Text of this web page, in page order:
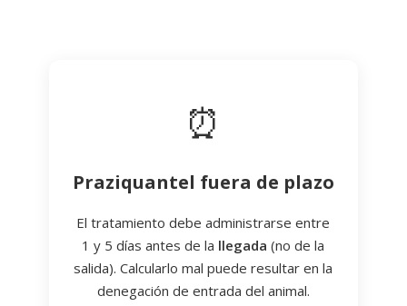
⏰
Praziquantel fuera de plazo
El tratamiento debe administrarse entre
1 y 5 días antes de la llegada (no de la
salida). Calcularlo mal puede resultar en la
denegación de entrada del animal.